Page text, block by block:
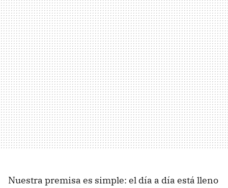
Nuestra premisa es simple: el día a día está lleno